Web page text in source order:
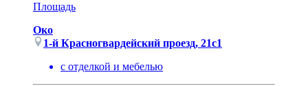
Площадь
Око
1-й Красногвардейский проезд, 21с1
с отделкой и мебелью